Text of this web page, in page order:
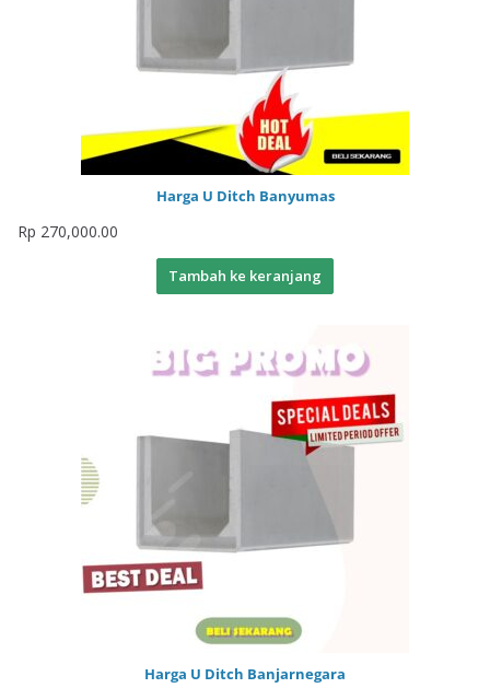
Harga U Ditch Banyumas
Rp 270,000.00
Tambah ke keranjang
Harga U Ditch Banjarnegara